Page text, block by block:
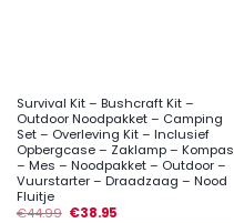
Survival Kit – Bushcraft Kit –
Outdoor Noodpakket – Camping
Set – Overleving Kit – Inclusief
Opbergcase – Zaklamp – Kompas
– Mes – Noodpakket – Outdoor –
Vuurstarter – Draadzaag – Nood
Fluitje
€44.99 €38.95